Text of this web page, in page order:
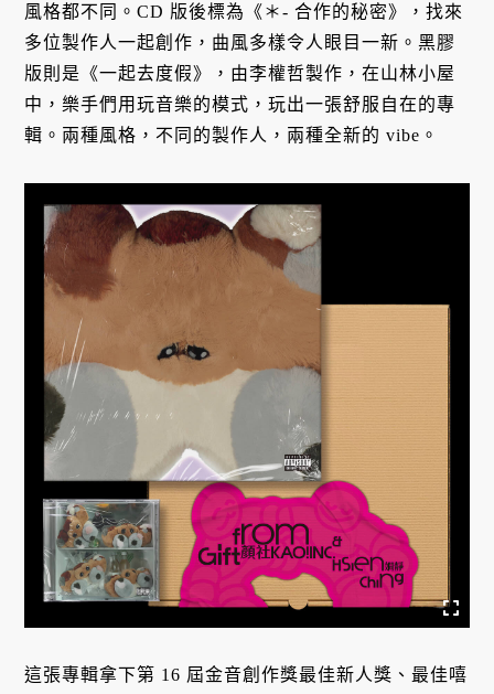
風格都不同。CD 版後標為《＊- 合作的秘密》，找來
多位製作人一起創作，曲風多樣令人眼目一新。黑膠
版則是《一起去度假》，由李權哲製作，在山林小屋
中，樂手們用玩音樂的模式，玩出一張舒服自在的專
輯。兩種風格，不同的製作人，兩種全新的 vibe。
這張專輯拿下第 16 屆金音創作獎最佳新人獎、最佳嘻